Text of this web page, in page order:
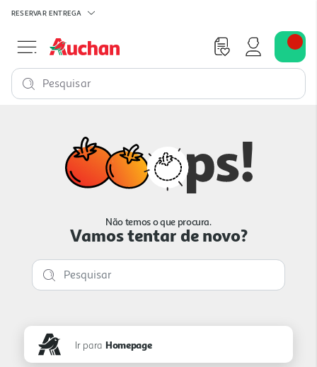
RESERVAR ENTREGA
Pesquisar
Não temos o que procura.
Vamos tentar de novo?
Ir para Homepage